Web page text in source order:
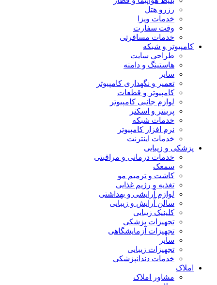
رزرو هتل
خدمات ویزا
وقت سفارت
خدمات مسافرتی
کامپیوتر و شبکه
طراحی سایت
هاستینگ و دامنه
سایر
تعمیر و نگهداری کامپیوتر
کامپیوتر و قطعات
لوازم جانبی کامپیوتر
پرینتر و اسکنر
خدمات شبکه
نرم افزار کامپیوتر
خدمات اینترنت
پزشکی و زیبایی
خدمات درمانی و مراقبتی
سمعک
کاشت و ترمیم مو
تغذیه و رژیم غذایی
لوازم آرایشی و بهداشتی
سالن آرایش و زیبایی
کلینیک زیبایی
تجهیزات پزشکی
تجهیزات آزمایشگاهی
سایر
تجهیزات زیبایی
خدمات دندانپزشکی
املاک
مشاور املاک